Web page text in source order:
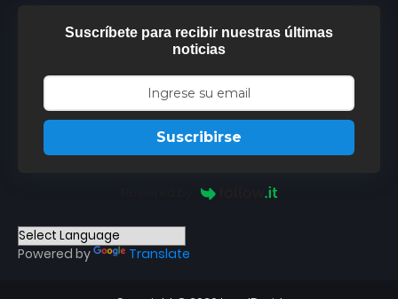
Suscríbete para recibir nuestras últimas
noticias
Suscribirse
Powered by Translate